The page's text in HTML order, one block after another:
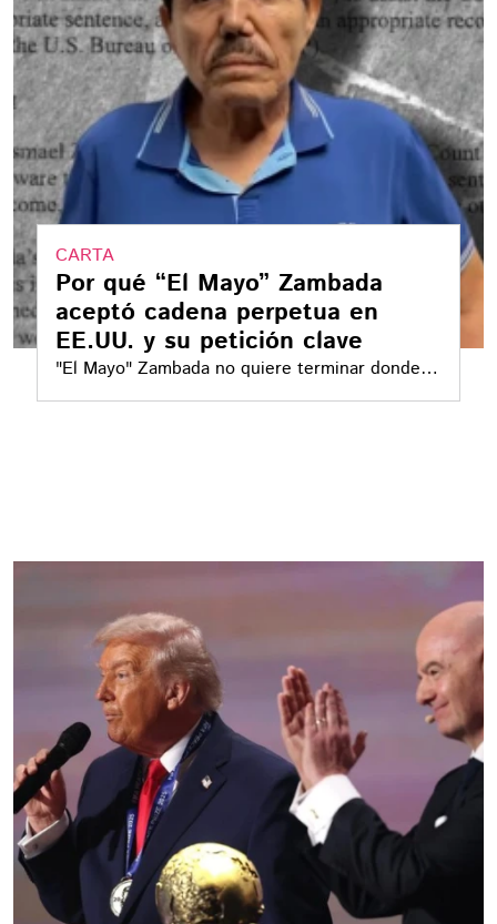
CARTA
Por qué “El Mayo” Zambada
aceptó cadena perpetua en
EE.UU. y su petición clave
"El Mayo" Zambada no quiere terminar donde
está "El Chapo" Guzmán